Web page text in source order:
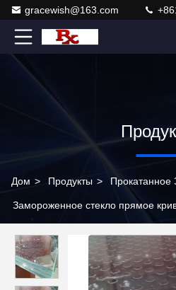
gracewish@163.com
Дом > Продукты > Прокатанное
Замороженное стекло прямое
окна